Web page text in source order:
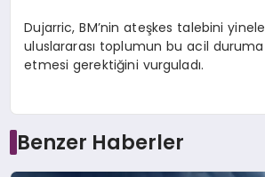
Dujarric, BM’nin ateşkes talebini
uluslararası toplumun bu acil
etmesi gerektiğini vurguladı.
Benzer Haberler